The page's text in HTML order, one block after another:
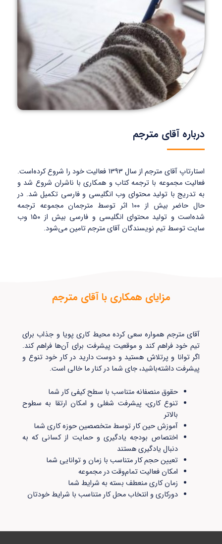
درباره آقای مترجم
استارتاپ آقای مترجم از سال 1393 فعالیت خود را شروع کرده‌است.
فعالیت مجموعه با ترجمه کتاب و همکاری با ناشران شروع شد و
به تدریج با تولید محتوای وب انگلیسی و فارسی تکمیل شد. در
حال حاضر بیش از ۱۰۰ اثر توسط مترجمان مجموعه ترجمه
شده‌است و تولید محتوای انگلیسی و فارسی بیش از ۱۵۰ وب
سایت توسط تیم نویسندگان آقای مترجم تامین می‌شود.
مزایای همکاری با آقای مترجم
آقای مترجم همواره سعی کرده محیط کاری پویا و جذاب برای
تیم خود فراهم کند و موقعیت پیشرفت برای آن‌ها فراهم کند.
اگر توانا و پرتلاش هستید و دوست دارید در کار خود تنوع و
پیشرفت داشته‌باشید، جای شما در کنار ما خالی است.
حقوق منصفانه متناسب با سطح کیفی کار شما
تنوع کاری، پیشرفت شغلی و امکان ارتقا به سطوح
بالاتر
آموزش حین کار توسط متخصصین حوزه کاری شما
اختصاص بودجه یادگیری و حمایت از کسانی که به
دنبال یادگیری هستند
تعیین حجم کار متناسب با زمان و توانایی شما
امکان فعالیت تمام‌وقت در مجموعه
زمان کاری منعطف بسته به شرایط شما
دورکاری و انتخاب محل کار متناسب با شرایط خودتان